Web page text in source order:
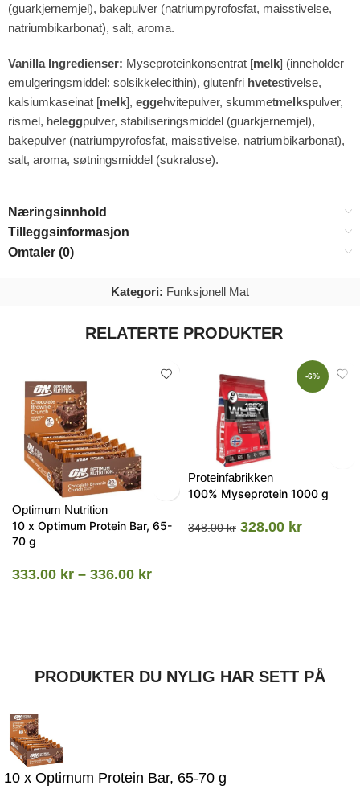
(guarkjernemjel), bakepulver (natriumpyrofosfat, maisstivelse,
natriumbikarbonat), salt, aroma.
Vanilla Ingredienser: Myseproteinkonsentrat [melk] (inneholder
emulgeringsmiddel: solsikkelecithin), glutenfri hvetestivelse,
kalsiumkaseinat [melk], eggehvitepulver, skummetmelkspulver,
rismel, heleggpulver, stabiliseringsmiddel (guarkjernemjel),
bakepulver (natriumpyrofosfat, maisstivelse, natriumbikarbonat),
salt, aroma, søtningsmiddel (sukralose).
Næringsinnhold
Tilleggsinformasjon
Omtaler (0)
Kategori: Funksjonell Mat
RELATERTE PRODUKTER
Optimum Nutrition
10 x Optimum Protein Bar, 65-
70 g
333.00 kr – 336.00 kr
-6%
Proteinfabrikken
100% Myseprotein 1000 g
348.00kr 328.00 kr
PRODUKTER DU NYLIG HAR SETT PÅ
10 x Optimum Protein Bar, 65-70 g